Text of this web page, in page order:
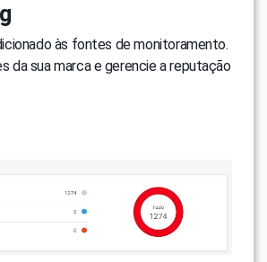
às fontes de monitoramento.
da sua marca e gerencie a reputação